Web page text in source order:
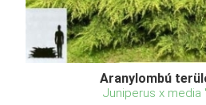
Aranylombú
Juniperus x media